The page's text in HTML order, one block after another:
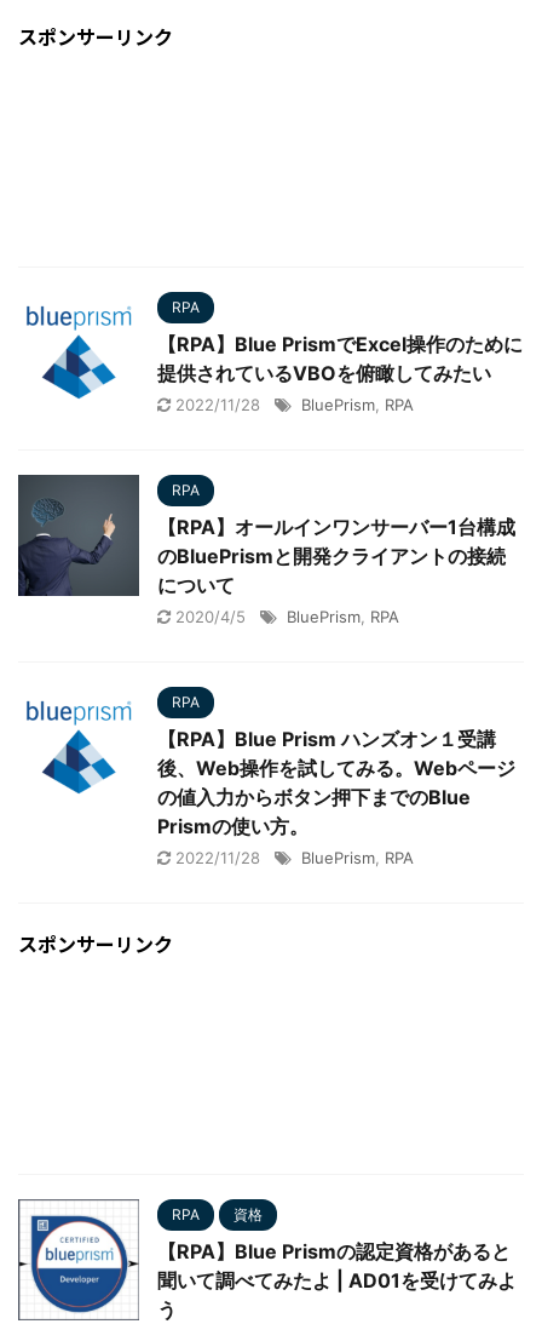
スポンサーリンク
RPA
【RPA】Blue PrismでExcel操作のために
提供されているVBOを俯瞰してみたい
2022/11/28 BluePrism RPA
RPA
【RPA】オールインワンサーバー1台構成
のBluePrismと開発クライアントの接続
について
2020/4/5 BluePrism RPA
RPA
【RPA】Blue Prism ハンズオン１受講
後、Web操作を試してみる。Webページ
の値入力からボタン押下までのBlue
Prismの使い方。
2022/11/28 BluePrism RPA
スポンサーリンク
RPA 資格
【RPA】Blue Prismの認定資格があると
聞いて調べてみたよ | AD01を受けてみよ
う